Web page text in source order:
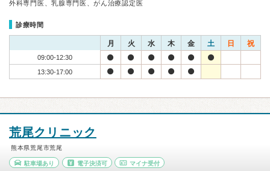
外科専門医、乳腺専門医、がん治療認定医
診療時間
月 火 水 木 金 土 日 祝
09:00-12:30
13:30-17:00
荒尾クリニック
熊本県荒尾市荒尾
駐車場あり 電子決済可 マイナ受付